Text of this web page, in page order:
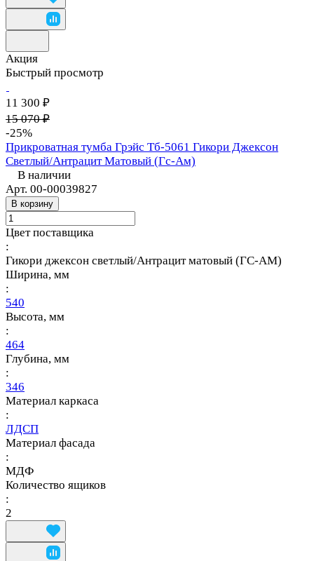
Акция
Быстрый просмотр
11 300 ₽
15 070 ₽
-25%
Прикроватная тумба Грэйс Тб-5061 Гикори Джексон
Светлый/Антрацит Матовый (Гс-Ам)
В наличии
Арт. 00-00039827
В корзину
Цвет поставщика
:
Гикори джексон светлый/Антрацит матовый (ГС-АМ)
Ширина, мм
:
540
Высота, мм
:
464
Глубина, мм
:
346
Материал каркаса
:
ЛДСП
Материал фасада
:
МДФ
Количество ящиков
:
2